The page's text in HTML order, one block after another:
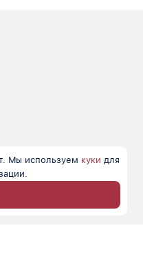
Мы используем куки для